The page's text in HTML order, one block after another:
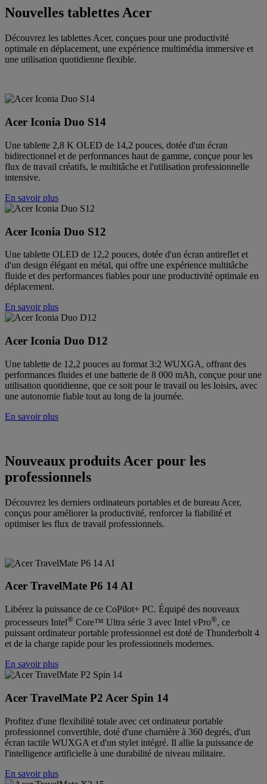
Nouvelles tablettes Acer
Découvrez les tablettes Acer, conçues pour une productivité
optimale en déplacement, une expérience multimédia immersive et
une utilisation quotidienne flexible.
Acer Iconia Duo S14
Une tablette 2,8 K OLED de 14,2 pouces, dotée d'un écran
bidirectionnel et de performances haut de gamme, conçue pour les
flux de travail créatifs, le multitâche et l'utilisation professionnelle
intensive.
En savoir plus
Acer Iconia Duo S12
Une tablette OLED de 12,2 pouces, dotée d'un écran antireflet et
d'un design élégant en métal, qui offre une expérience multitâche
fluide et des performances fiables pour une productivité optimale en
déplacement.
En savoir plus
Acer Iconia Duo D12
Une tablette de 12,2 pouces au format 3:2 WUXGA, offrant des
performances fluides et une batterie de 8 000 mAh, conçue pour une
utilisation quotidienne, que ce soit pour le travail ou les loisirs, avec
une autonomie fiable tout au long de la journée.
En savoir plus
Nouveaux produits Acer pour les
professionnels
Découvrez les derniers ordinateurs portables et de bureau Acer,
conçus pour améliorer la productivité, renforcer la fiabilité et
optimiser les flux de travail professionnels.
Acer TravelMate P6 14 AI
Libérez la puissance de ce CoPilot+ PC. Équipé des nouveaux
processeurs Intel® Core™ Ultra série 3 avec Intel vPro®, ce
puissant ordinateur portable professionnel est doté de Thunderbolt 4
et de la charge rapide pour les professionnels modernes.
En savoir plus
Acer TravelMate P2 Acer Spin 14
Profitez d'une flexibilité totale avec cet ordinateur portable
professionnel convertible, doté d'une charnière à 360 degrés, d'un
écran tactile WUXGA et d'un stylet intégré. Il allie la puissance de
l'intelligence artificielle à une durabilité de niveau militaire.
En savoir plus